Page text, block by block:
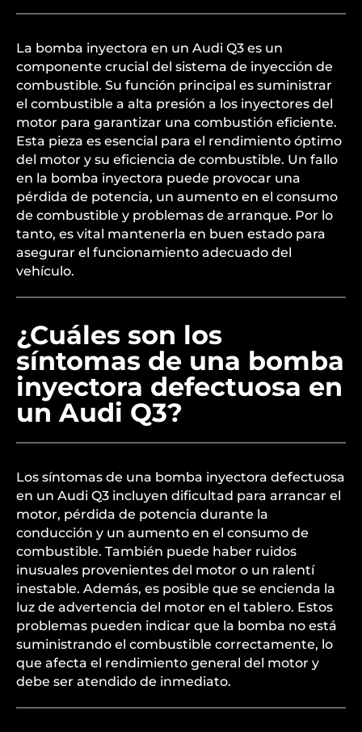
La bomba inyectora en un Audi Q3 es un
componente crucial del sistema de inyección de
combustible. Su función principal es suministrar
el combustible a alta presión a los inyectores del
motor para garantizar una combustión eficiente.
Esta pieza es esencial para el rendimiento óptimo
del motor y su eficiencia de combustible. Un fallo
en la bomba inyectora puede provocar una
pérdida de potencia, un aumento en el consumo
de combustible y problemas de arranque. Por lo
tanto, es vital mantenerla en buen estado para
asegurar el funcionamiento adecuado del
vehículo.
¿Cuáles son los
síntomas de una bomba
inyectora defectuosa en
un Audi Q3?
Los síntomas de una bomba inyectora defectuosa
en un Audi Q3 incluyen dificultad para arrancar el
motor, pérdida de potencia durante la
conducción y un aumento en el consumo de
combustible. También puede haber ruidos
inusuales provenientes del motor o un ralentí
inestable. Además, es posible que se encienda la
luz de advertencia del motor en el tablero. Estos
problemas pueden indicar que la bomba no está
suministrando el combustible correctamente, lo
que afecta el rendimiento general del motor y
debe ser atendido de inmediato.